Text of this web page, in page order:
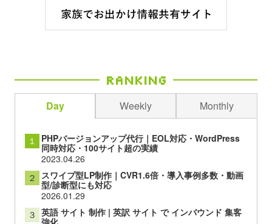
Ranking
Day Weekly Monthly
１ PHPバージョンアップ代行｜EOL対応・WordPress
同時対応・100サイト超の実績
2023.04.26
２ スワイプ型LP制作｜CVR1.6倍・導入事例多数・動画
型/診断型にも対応
2026.01.29
３ 英語 サイト 制作 | 英訳 サイト で インバウンド 集客